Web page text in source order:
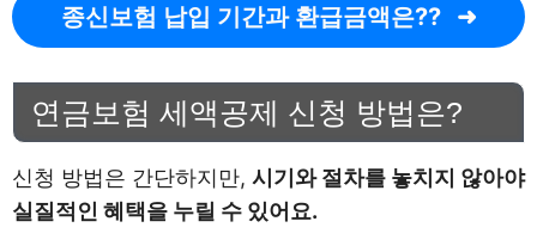
종신보험 납입 기간과 환급금액은??
연금보험 세액공제 신청 방법은?
신청 방법은 간단하지만, 시기와 절차를 놓치지 않아야
실질적인 혜택을 누릴 수 있어요.